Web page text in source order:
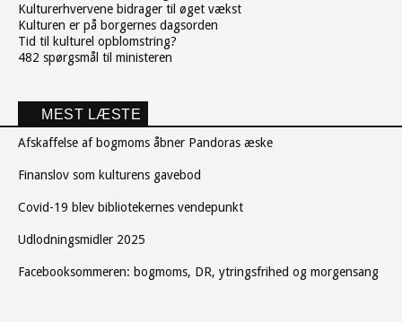
Kulturerhvervene bidrager til øget vækst
Kulturen er på borgernes dagsorden
Tid til kulturel opblomstring?
482 spørgsmål til ministeren
MEST LÆSTE
Afskaffelse af bogmoms åbner Pandoras æske
Finanslov som kulturens gavebod
Covid-19 blev bibliotekernes vendepunkt
Udlodningsmidler 2025
Facebooksommeren: bogmoms, DR, ytringsfrihed og morgensang